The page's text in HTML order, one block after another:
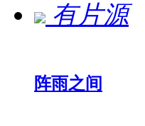
有片源
阵雨之间